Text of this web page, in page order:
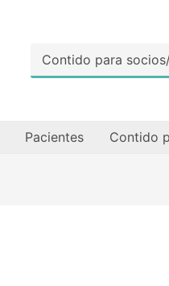
Contido para
Pacientes Contido